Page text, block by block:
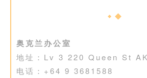
奥克兰办公室
地址：Lv 3 220 Queen St
电话：+64 9 3681588